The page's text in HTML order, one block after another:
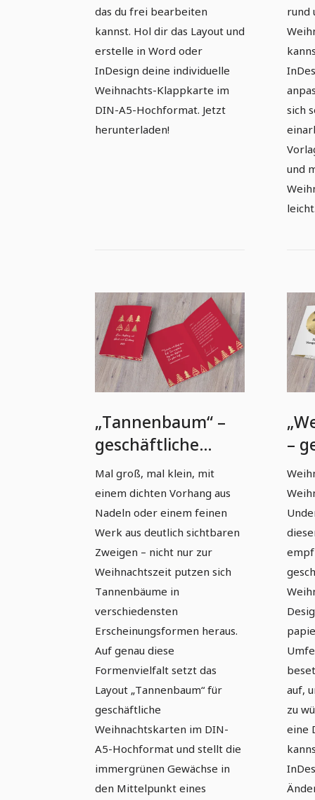
das du frei bearbeiten
kannst. Hol dir das Layout und
erstelle in Word oder
InDesign deine individuelle
Weihnachts-Klappkarte im
DIN-A5-Hochformat. Jetzt
herunterladen!
rund
sich
und
„Tannenbaum“ –
geschäftliche
Weihnachtskarten-
Vorlage (A5 hoch)
Mal groß, mal klein, mit
einem dichten Vorhang aus
Nadeln oder einem feinen
Werk aus deutlich sichtbaren
Zweigen – nicht nur zur
Weihnachtszeit putzen sich
Tannenbäume in
verschiedensten
Erscheinungsformen heraus.
Auf genau diese
Formenvielfalt setzt das
Layout „Tannenbaum“ für
geschäftliche
Weihnachtskarten im DIN-
A5-Hochformat und stellt die
immergrünen Gewächse in
den Mittelpunkt eines
–
auf,
zu
eine